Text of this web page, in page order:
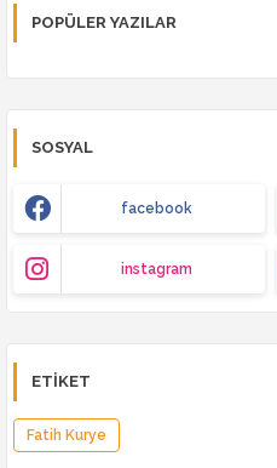
POPÜLER YAZILAR
SOSYAL
facebook
instagram
ETIKET
Fatih Kurye